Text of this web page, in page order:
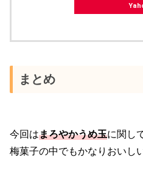
まとめ
今回はまろやかうめ玉に関し
梅菓子の中でもかなりおいし